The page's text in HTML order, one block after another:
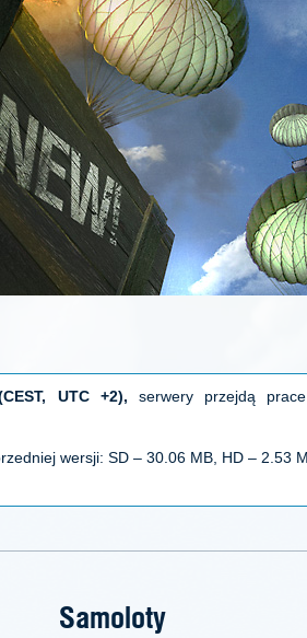
UTC +2), serwery przejdą
wersji: SD – 30.06 MB, HD – 2.53
Samoloty